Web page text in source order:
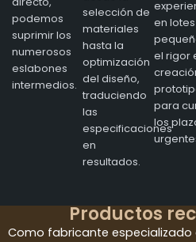
podemos
suprimir los
numerosos
eslabones
intermedios.
selección de
materiales
hasta la
optimización
del diseño,
traduciendo
las
especificaciones
en
resultados.
en lotes
el rigor
para
los
Productos
Como fabricante